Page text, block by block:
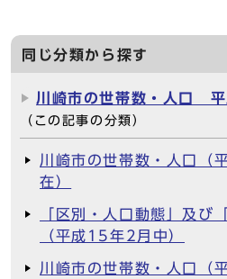
同じ分類から探す
川崎市の世帯数・人口
（この記事の分類）
川崎市の世帯数・人口（
在）
「区別・人口動態」及び
（平成15年2月中）
川崎市の世帯数・人口（